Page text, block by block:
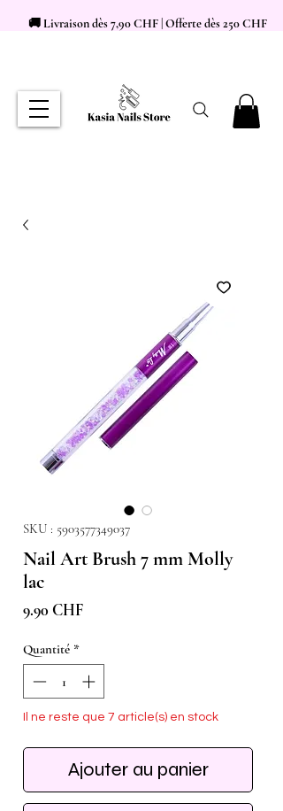
🚚 Livraison dès 7,90 CHF | Offerte dès 250 CHF
SKU : 5903577349037
Nail Art Brush 7 mm Molly
lac
9.90 CHFPrix
Quantité *
Il ne reste que 7 article(s) en stock
Ajouter au panier